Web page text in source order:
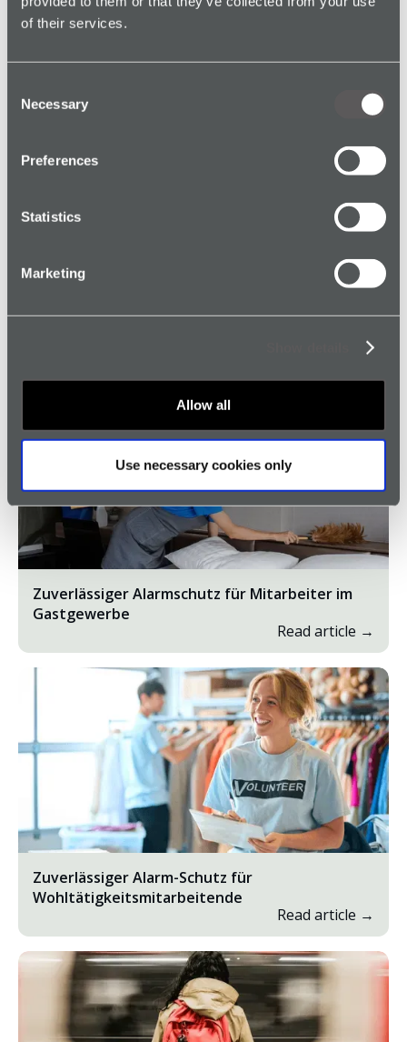
of their services.
Selection
Necessary
Preferences
Statistics
Marketing
Allow all
Use necessary cookies only
Zuverlässiger Alarmschutz bei medizinischen
Notfällen
Zuverlässiger Alarmschutz für Mitarbeiter im
Gastgewerbe
Read article →
Zuverlässiger Alarm-Schutz für
Wohltätigkeitsmitarbeitende
Read article →